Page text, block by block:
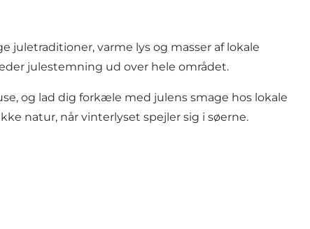
varme lys og masser af lokale
julestemning ud over hele området.
og lad dig forkæle med julens smage hos lokale
natur, når vinterlyset spejler sig i søerne.